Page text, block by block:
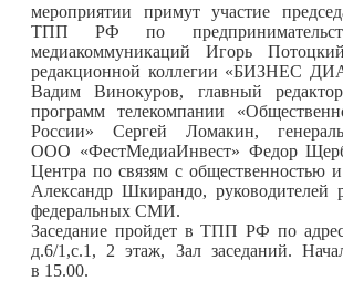
мероприятии примут участие
ТПП РФ по
медиакоммуникаций Игорь
редакционной коллегии «БИЗНЕС
Вадим Винокуров, главный
программ телекомпании
России» Сергей Ломакин,
ООО «ФестМедиаИнвест» Федор
Центра по связям с
Александр Шкирандо, руководителей
федеральных СМИ.
Заседание пройдет в ТПП РФ по
д.6/1,с.1, 2этаж, Зал заседаний.
в 15.00.